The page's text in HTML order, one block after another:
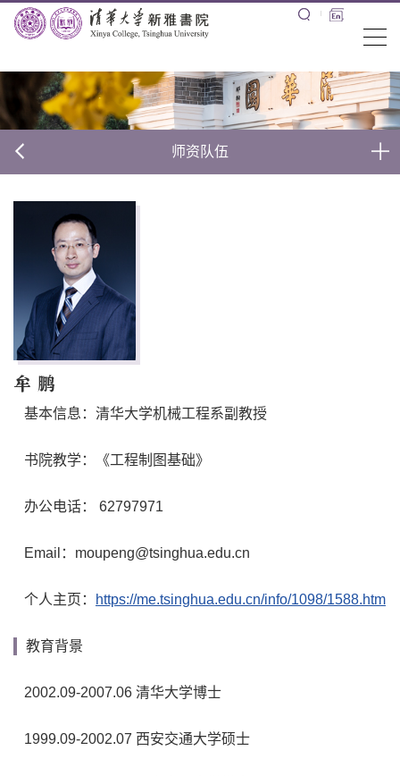
师资队伍
牟 鹏
基本信息：清华大学机械工程系副教授
书院教学：《工程制图基础》
办公电话： 62797971
Email：moupeng@tsinghua.edu.cn
个人主页： https://me.tsinghua.edu.cn/info/1098/1588.htm
教育背景
2002.09-2007.06 清华大学博士
1999.09-2002.07 西安交通大学硕士